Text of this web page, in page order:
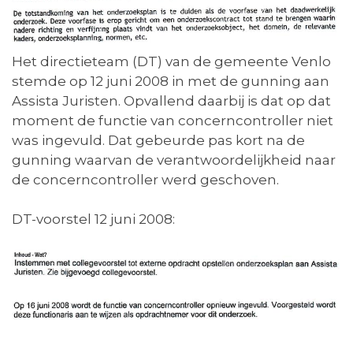
Het directieteam (DT) van de gemeente Venlo
stemde op 12 juni 2008 in met de gunning aan
Assista Juristen. Opvallend daarbij is dat op dat
moment de functie van concerncontroller niet
was ingevuld. Dat gebeurde pas kort na de
gunning waarvan de verantwoordelijkheid naar
de concerncontroller werd geschoven.
DT-voorstel 12 juni 2008: